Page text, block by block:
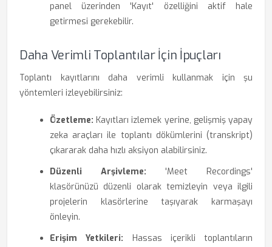
panel üzerinden 'Kayıt' özelliğini aktif hale
getirmesi gerekebilir.
Daha Verimli Toplantılar İçin İpuçları
Toplantı kayıtlarını daha verimli kullanmak için şu
yöntemleri izleyebilirsiniz:
Özetleme: Kayıtları izlemek yerine, gelişmiş yapay
zeka araçları ile toplantı dökümlerini (transkript)
çıkararak daha hızlı aksiyon alabilirsiniz.
Düzenli Arşivleme: 'Meet Recordings'
klasörünüzü düzenli olarak temizleyin veya ilgili
projelerin klasörlerine taşıyarak karmaşayı
önleyin.
Erişim Yetkileri: Hassas içerikli toplantıların